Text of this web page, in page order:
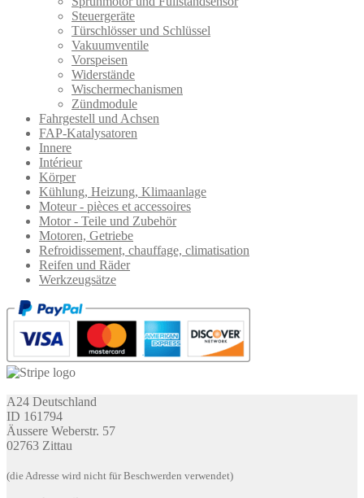
Steuergeräte
Türschlösser und Schlüssel
Vakuumventile
Vorspeisen
Widerstände
Wischermechanismen
Zündmodule
Fahrgestell und Achsen
FAP-Katalysatoren
Innere
Intérieur
Körper
Kühlung, Heizung, Klimaanlage
Moteur - pièces et accessoires
Motor - Teile und Zubehör
Motoren, Getriebe
Refroidissement, chauffage, climatisation
Reifen und Räder
Werkzeugsätze
A24 Deutschland
ID 161794
Äussere Weberstr. 57
02763 Zittau
(die Adresse wird nicht für Beschwerden verwendet)